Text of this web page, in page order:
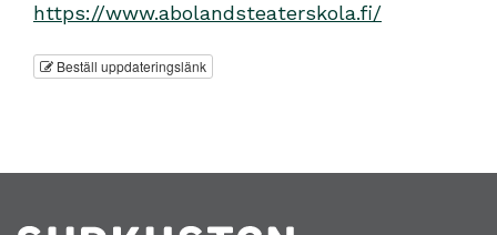
https://www.abolandsteaterskola.fi/
Beställ uppdateringslänk